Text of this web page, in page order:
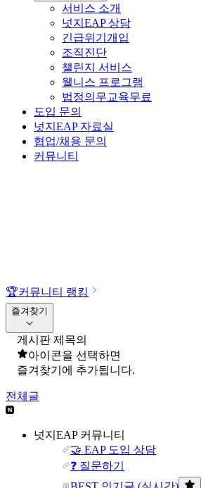
서비스 소개
넛지EAP 상담
긴급위기개입
조직진단
챌린지 서비스
웰니스 프로그램
법정의무교육무료
도입 문의
넛지EAP 자료실
협업/채용 문의
커뮤니티
🏆커뮤니티 랭킹
즐겨찾기
게시판 제목의
아이콘을 선택하면
즐겨찾기에 추가됩니다.
전체글
넛지EAP 커뮤니티
🤝 EAP 도입 상담
❓ 질문하기